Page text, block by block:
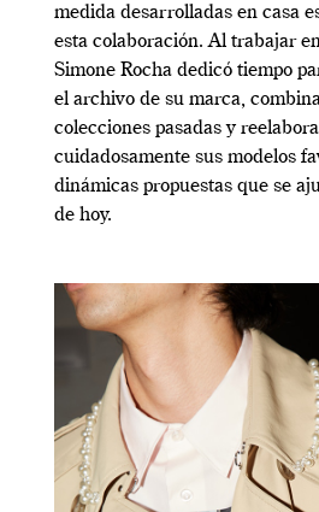
medida desarrolladas en casa
esta colaboración. Al trabajar
Simone Rocha dedicó tiempo
el archivo de su marca,
colecciones pasadas y
cuidadosamente sus modelos
dinámicas propuestas que se
de hoy.